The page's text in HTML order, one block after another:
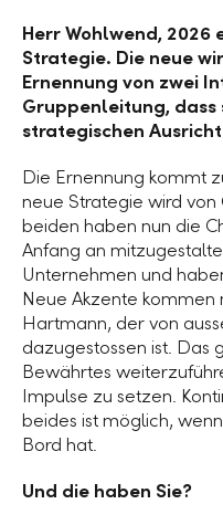
Herr Wohlwend,
Strategie. Die neue
Ernennung von zwei
Gruppenleitung, dass
strategischen
Die Ernennung kommt
neue Strategie wird
beiden haben nun die
Anfang an
Unternehmen und
Neue Akzente
Hartmann, der von
dazugestossen ist. Das
Bewährtes
Impulse zu setzen.
beides ist möglich,
Bord hat.
Und die haben Sie?